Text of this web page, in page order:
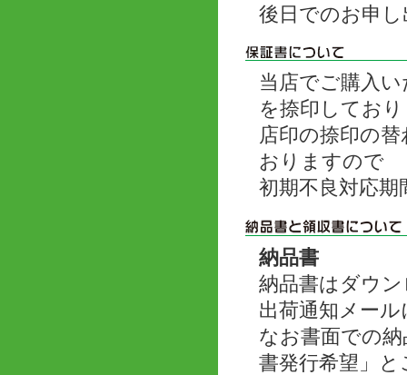
後日でのお申
当店でご購入
を捺印してお
店印の捺印の
おりますので
初期不良対応
納品書
納品書はダウ
出荷通知メー
なお書面での
書発行希望」